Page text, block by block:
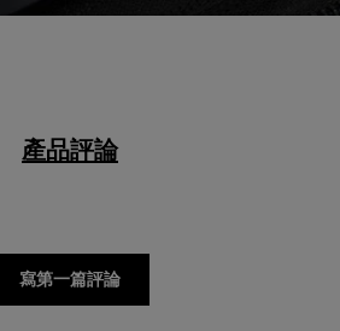
產品評論
寫第一篇評論